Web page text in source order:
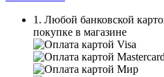
1. Любой банковской
покупке в магазине